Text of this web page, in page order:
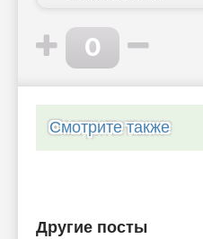
0
Смотрите также
Другие посты